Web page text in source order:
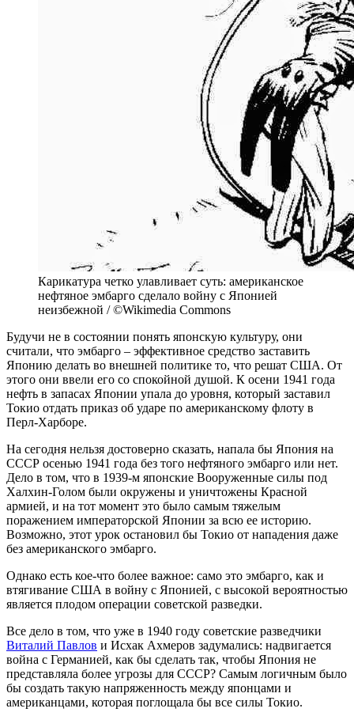
Карикатура четко улавливает суть: американское
нефтяное эмбарго сделало войну с Японией
неизбежной / ©Wikimedia Commons
Будучи не в состоянии понять японскую культуру, они
считали, что эмбарго – эффективное средство заставить
Японию делать во внешней политике то, что решат США. От
этого они ввели его со спокойной душой. К осени 1941 года
нефть в запасах Японии упала до уровня, который заставил
Токио отдать приказ об ударе по американскому флоту в
Перл-Харборе.
На сегодня нельзя достоверно сказать, напала бы Япония на
СССР осенью 1941 года без того нефтяного эмбарго или нет.
Дело в том, что в 1939-м японские Вооруженные силы под
Халхин-Голом были окружены и уничтожены Красной
армией, и на тот момент это было самым тяжелым
поражением императорской Японии за всю ее историю.
Возможно, этот урок остановил бы Токио от нападения даже
без американского эмбарго.
Однако есть кое-что более важное: само это эмбарго, как и
втягивание США в войну с Японией, с высокой вероятностью
является плодом операции советской разведки.
Все дело в том, что уже в 1940 году советские разведчики
Виталий Павлов и Исхак Ахмеров задумались: надвигается
война с Германией, как бы сделать так, чтобы Япония не
представляла более угрозы для СССР? Самым логичным было
бы создать такую напряженность между японцами и
американцами, которая поглощала бы все силы Токио.